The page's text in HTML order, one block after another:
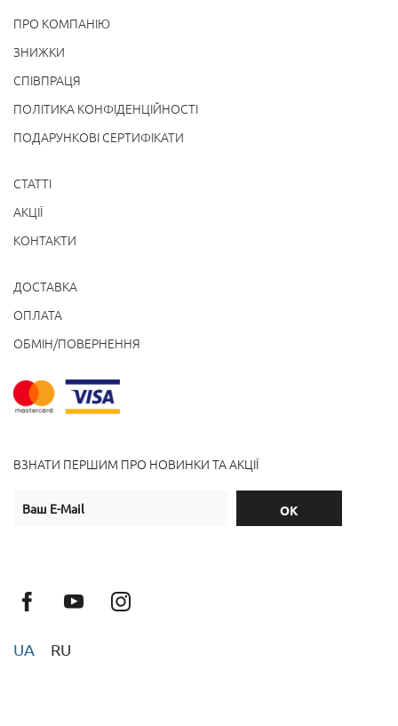
ПРО КОМПАНІЮ
ЗНИЖКИ
СПІВПРАЦЯ
ПОЛІТИКА КОНФІДЕНЦІЙНОСТІ
ПОДАРУНКОВІ СЕРТИФІКАТИ
СТАТТІ
АКЦІЇ
КОНТАКТИ
ДОСТАВКА
ОПЛАТА
ОБМІН/ПОВЕРНЕННЯ
ВЗНАТИ ПЕРШИМ ПРО НОВИНКИ ТА АКЦІЇ
UA RU